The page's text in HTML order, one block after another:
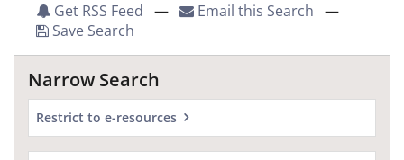
Get RSS Feed — Email this Search —
Save Search
Narrow Search
Restrict to e-resources